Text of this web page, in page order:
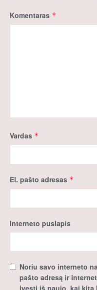
Komentaras *
Vardas *
El. pašto adresas *
Interneto puslapis
Noriu savo interneto
pašto adresą ir